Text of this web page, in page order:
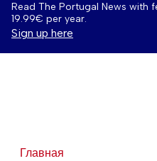
Read The Portugal News with
19.99€ per year.
Sign up here
Главная